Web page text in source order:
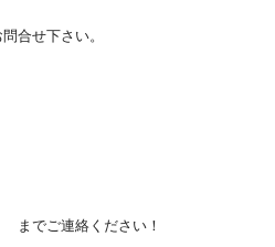
合せ下さい。
でご連絡ください！